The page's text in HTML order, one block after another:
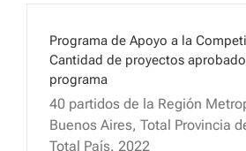
Programa de Apoyo a la
Cantidad de proyectos
programa
40 partidos de la Región
Buenos Aires, Total Provincia
Total País. 2022